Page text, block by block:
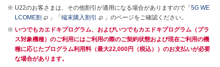
U22のお客さまは、その他割引が適用になる場合がありますので「 5G WE
LCOME割
」「 端末購入割引
」のページをご確認ください。
いつでもカエドキプログラム、およびいつでもカエドキプログラム（プラ
ス対象機種）のご利用にはご利用の際のご契約状態および現在ご利用の機
種に応じたプログラム利用料（最大22,000円（税込））のお支払いが必要
な場合があります。